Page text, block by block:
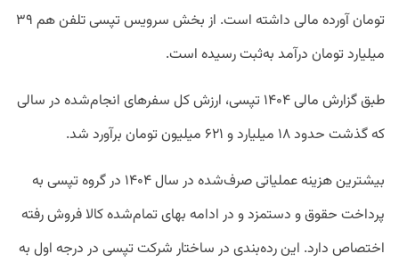
تومان آورده مالی داشته است. از بخش سرویس تپسی تلفن هم ۳۹
میلیارد تومان درآمد به‌ثبت رسیده است.
طبق گزارش مالی ۱۴۰۴ تپسی، ارزش کل سفرهای انجام‌شده در سالی
که گذشت حدود ۱۸ میلیارد و ۶۲۱ میلیون تومان برآورد شد.
بیشترین هزینه عملیاتی صرف‌شده در سال ۱۴۰۴ در گروه تپسی به
پرداخت حقوق و دستمزد و در ادامه بهای‌ تمام‌شده کالا فروش رفته
اختصاص دارد. این رده‌بندی در ساختار شرکت تپسی در درجه اول به